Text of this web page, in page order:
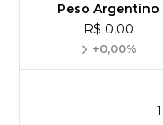
Peso Argentino
R$ 0,00
+0,00%